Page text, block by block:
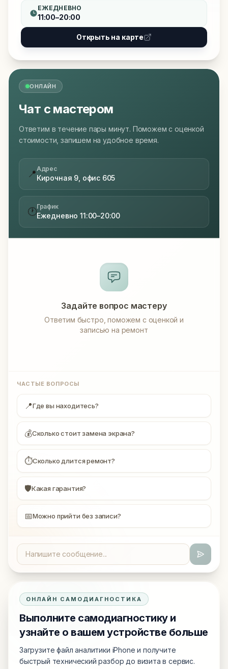
ЕЖЕДНЕВНО
11:00–20:00
Открыть на карте
ОНЛАЙН
Чат с мастером
Ответим в течение пары минут. Поможем с оценкой
стоимости, запишем на удобное время.
📍Адрес
Кирочная 9, офис 605
🕐График
Ежедневно 11:00–20:00
Задайте вопрос мастеру
Ответим быстро, поможем с оценкой и
записью на ремонт
ЧАСТЫЕ ВОПРОСЫ
📍Где вы находитесь?
💰Сколько стоит замена экрана?
⏱Сколько длится ремонт?
🛡Какая гарантия?
📅Можно прийти без записи?
ОНЛАЙН САМОДИАГНОСТИКА
Выполните самодиагностику и
узнайте о вашем устройстве больше
Загрузите файл аналитики iPhone и получите
быстрый технический разбор до визита в сервис.